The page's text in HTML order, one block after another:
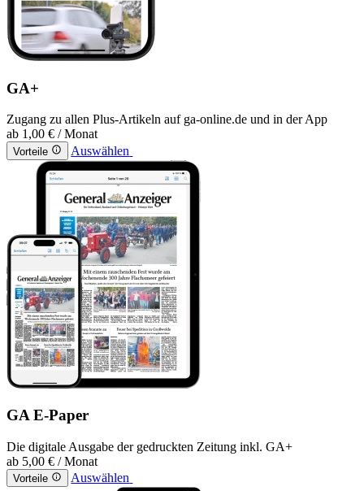
GA+
Zugang zu allen Plus-Artikeln auf ga-online.de und in der App
ab 1,00 € / Monat
Vorteile Auswählen
GA E-Paper
Die digitale Ausgabe der gedruckten Zeitung inkl. GA+
ab 5,00 € / Monat
Vorteile Auswählen